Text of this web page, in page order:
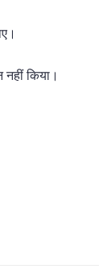
किया।